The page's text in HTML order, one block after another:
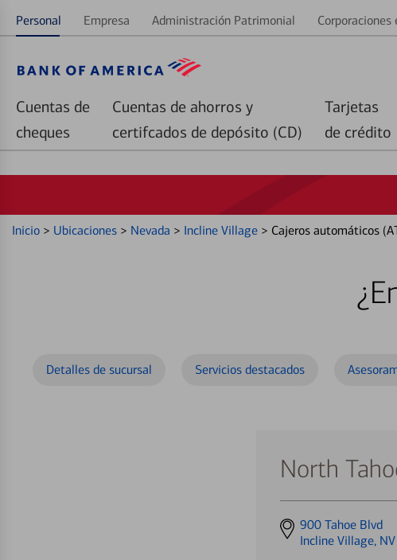
Personal Empresa Administración Patrimonial
Cuentas de
cheques
Cuentas de ahorros y
certifcados de depósito (CD)
Tarjetas
de crédito
Inicio > Ubicaciones > Nevada > Incline Village > Cajeros automáticos
Detalles de sucursal Servicios destacados
North
Get
directions
900 Tahoe Blvd
Incline Village,